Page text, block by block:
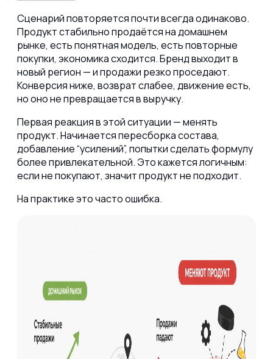
Сценарий повторяется почти всегда одинаково.
Продукт стабильно продаётся на домашнем
рынке, есть понятная модель, есть повторные
покупки, экономика сходится. Бренд выходит в
новый регион — и продажи резко проседают.
Конверсия ниже, возврат слабее, движение есть,
но оно не превращается в выручку.
Первая реакция в этой ситуации — менять
продукт. Начинается пересборка состава,
добавление “усилений”, попытки сделать формулу
более привлекательной. Это кажется логичным:
если не покупают, значит продукт не подходит.
На практике это часто ошибка.